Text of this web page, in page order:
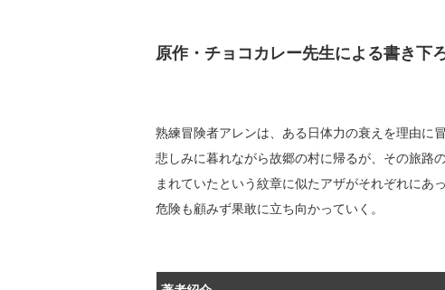
原作・チョコカレー先生による書き下
熟練冒険者アレンは、ある日体力の衰えを理由に
悲しみに暮れながら故郷の村に帰るが、その旅路
まれていたという紋章に似たアザがそれぞれに
危険も顧みず果敢に立ち向かっていく。